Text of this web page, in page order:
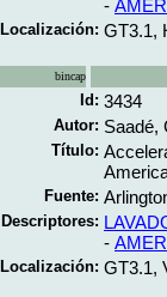
-
Localización: GT3.1,
bincap
Id: 3434
Autor: Saadé,
Título:
Fuente:
Descriptores:
-
Localización: GT3.1,